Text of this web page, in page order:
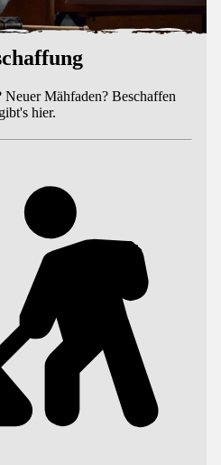
Neuer Mähfaden? Beschaffen
hier.